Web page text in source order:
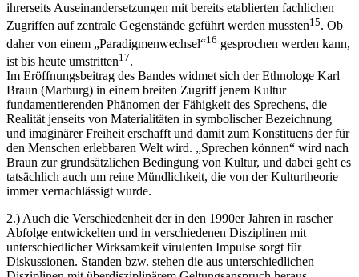
ihrerseits Auseinandersetzungen mit bereits etablierten fachlichen
Zugriffen auf zentrale Gegenstände geführt werden mussten15. Ob
daher von einem „Paradigmenwechsel“16 gesprochen werden kann,
ist bis heute umstritten17.
Im Eröffnungsbeitrag des Bandes widmet sich der Ethnologe Karl
Braun (Marburg) in einem breiten Zugriff jenem Kultur
fundamentierenden Phänomen der Fähigkeit des Sprechens, die
Realität jenseits von Materialitäten in symbolischer Bezeichnung
und imaginärer Freiheit erschafft und damit zum Konstituens der für
den Menschen erlebbaren Welt wird. „Sprechen können“ wird nach
Braun zur grundsätzlichen Bedingung von Kultur, und dabei geht es
tatsächlich auch um reine Mündlichkeit, die von der Kulturtheorie
immer vernachlässigt wurde.
2.) Auch die Verschiedenheit der in den 1990er Jahren in rascher
Abfolge entwickelten und in verschiedenen Disziplinen mit
unterschiedlicher Wirksamkeit virulenten Impulse sorgt für
Diskussionen. Standen bzw. stehen die aus unterschiedlichen